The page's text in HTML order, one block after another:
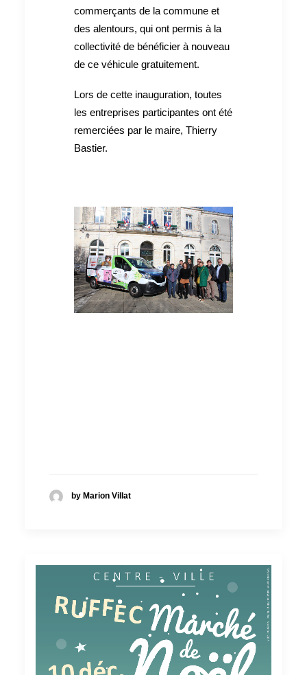
commerçants de la commune et
des alentours, qui ont permis à la
collectivité de bénéficier à nouveau
de ce véhicule gratuitement.
Lors de cette inauguration, toutes
les entreprises participantes ont été
remerciées par le maire, Thierry
Bastier.
by Marion Villat